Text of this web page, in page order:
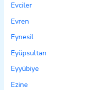
Evciler
Evren
Eynesil
Eyüpsultan
Eyyübiye
Ezine